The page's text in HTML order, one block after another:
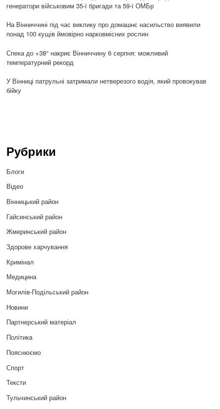
генератори військовим 35-ї бригади та 59-ї ОМБр
На Вінниччині під час виклику про домашнє насильство виявили
понад 100 кущів ймовірно нарковмісних рослин
Спека до +38° накриє Вінниччину 6 серпня: можливий
температурний рекорд
У Вінниці патрульні затримали нетверезого водія, який провокував
бійку
Рубрики
Блоги
Відео
Вінницький район
Гайсинський район
Жмеринський район
Здорове харчування
Кримінал
Медицина
Могилів-Подільський район
Новини
Партнерський матеріал
Політика
Пояснюємо
Спорт
Тексти
Тульчинський район